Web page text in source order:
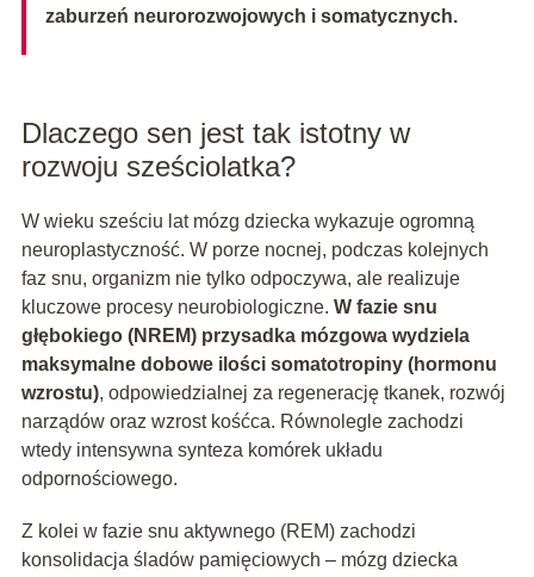
zaburzeń neurorozwojowych i somatycznych.
Dlaczego sen jest tak istotny w
rozwoju sześciolatka?
W wieku sześciu lat mózg dziecka wykazuje ogromną
neuroplastyczność. W porze nocnej, podczas kolejnych
faz snu, organizm nie tylko odpoczywa, ale realizuje
kluczowe procesy neurobiologiczne. W fazie snu
głębokiego (NREM) przysadka mózgowa wydziela
maksymalne dobowe ilości somatotropiny (hormonu
wzrostu), odpowiedzialnej za regenerację tkanek, rozwój
narządów oraz wzrost kośćca. Równolegle zachodzi
wtedy intensywna synteza komórek układu
odpornościowego.
Z kolei w fazie snu aktywnego (REM) zachodzi
konsolidacja śladów pamięciowych – mózg dziecka